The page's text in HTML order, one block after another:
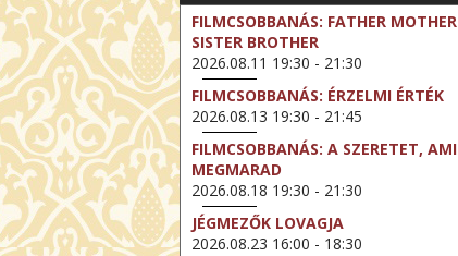
FILMCSOBBANÁS: FATHER MOTHER
SISTER BROTHER
2026.08.11 19:30 - 21:30
FILMCSOBBANÁS: ÉRZELMI ÉRTÉK
2026.08.13 19:30 - 21:45
FILMCSOBBANÁS: A SZERETET, AMI
MEGMARAD
2026.08.18 19:30 - 21:30
JÉGMEZŐK LOVAGJA
2026.08.23 16:00 - 18:30